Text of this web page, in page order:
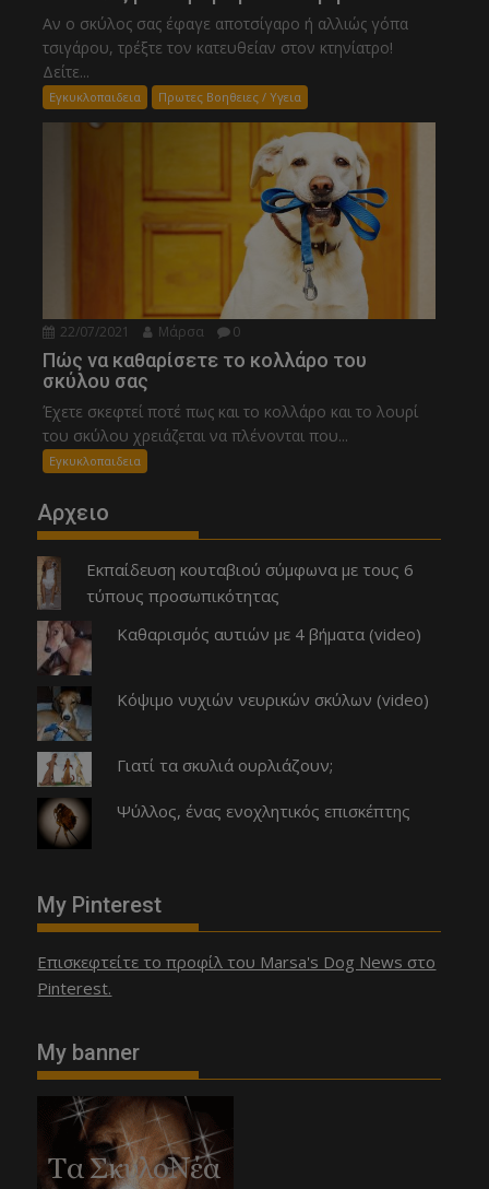
Αν ο σκύλος σας έφαγε αποτσίγαρο ή αλλιώς γόπα
τσιγάρου, τρέξτε τον κατευθείαν στον κτηνίατρο!
Δείτε...
Εγκυκλοπαιδεια Πρωτες Βοηθειες / Υγεια
22/07/2021 Μάρσα 0
Πώς να καθαρίσετε το κολλάρο του
σκύλου σας
Έχετε σκεφτεί ποτέ πως και το κολλάρο και το λουρί
του σκύλου χρειάζεται να πλένονται που...
Εγκυκλοπαιδεια
Αρχειο
Εκπαίδευση κουταβιού σύμφωνα με τους 6
τύπους προσωπικότητας
Καθαρισμός αυτιών με 4 βήματα (video)
Κόψιμο νυχιών νευρικών σκύλων (video)
Γιατί τα σκυλιά ουρλιάζουν;
Ψύλλος, ένας ενοχλητικός επισκέπτης
My Pinterest
Επισκεφτείτε το προφίλ του Marsa's Dog News στο
Pinterest.
My banner